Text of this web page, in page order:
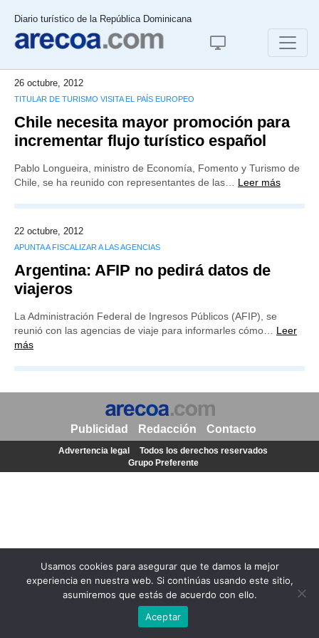
Diario turístico de la República Dominicana
26 octubre, 2012
TITULAR DE TURISMO VISITA EL PAÍS EUROPEO
Chile necesita mayor promoción para
incrementar flujo turístico español
Pablo Longueira, ministro de Economía, Fomento y Turismo de
Chile, se ha reunido con representantes de las… Leer más
22 octubre, 2012
APUNTA A FISCALIZAR A LAS AGENCIAS
Argentina: AFIP no pedirá datos de
viajeros
La Administración Federal de Ingresos Públicos (AFIP), se
reunió con las agencias de viaje para informarles cómo… Leer
más
Usamos cookies para asegurar que te damos la mejor
experiencia en nuestra web. Si continúas usando este sitio,
asumiremos que estás de acuerdo con ello.
Aceptar
Publicidad Redacción Contacto
Advertencia legal
Todos los derechos reservados
Grupo Preferente